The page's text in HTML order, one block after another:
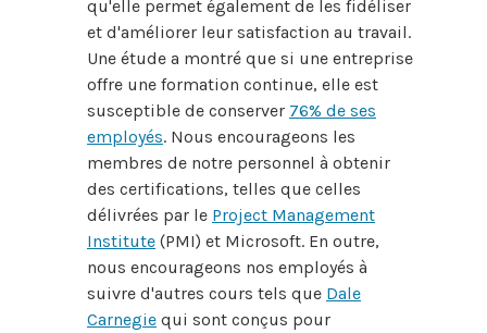
qu'elle permet également de les fidéliser
et d'améliorer leur satisfaction au travail.
Une étude a montré que si une entreprise
offre une formation continue, elle est
susceptible de conserver 76% de ses
employés. Nous encourageons les
membres de notre personnel à obtenir
des certifications, telles que celles
délivrées par le Project Management
Institute (PMI) et Microsoft. En outre,
nous encourageons nos employés à
suivre d'autres cours tels que Dale
Carnegie qui sont conçus pour